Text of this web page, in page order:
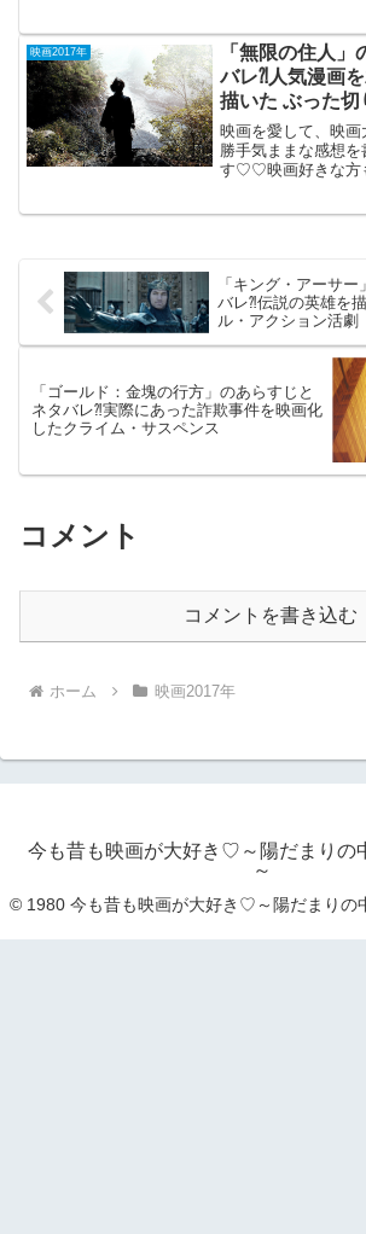
映画2017年
「無限の住人」
バレ⁈人気漫画
描いた ぶった切
代劇。
映画を愛して、映画
勝手気ままな感想を
す♡♡映画好きな方
「キング・アーサ
バレ⁈伝説の英雄を
ル・アクション活劇
「ゴールド：金塊の行方」のあらすじと
ネタバレ⁈実際にあった詐欺事件を映画化
したクライム・サスペンス
コメント
コメントを書き込む
ホーム 映画2017年
今も昔も映画が大好き♡～陽だまりの
～
© 1980 今も昔も映画が大好き♡～陽だまりの